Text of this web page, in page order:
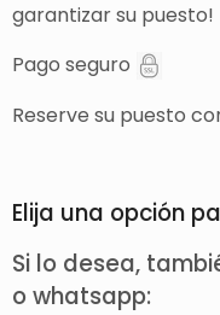
garantizar su puesto!
Pago seguro
Reserve su puesto
Elija una opción
Si lo desea,
o whatsapp: